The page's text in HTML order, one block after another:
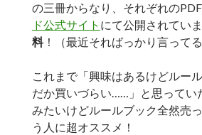
の三冊からなり、それぞれの
ド公式サイト にて公開されてい
料！（最近そればっかり言ってる
これまで「興味はあるけどルー
だか買いづらい……」と思ってい
みたいけどルールブック全然売
う人に超オススメ！